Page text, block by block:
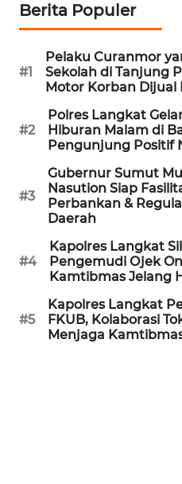
Berita Populer
#1
Pelaku Curanmor
Sekolah di Tanjung
Motor Korban Dijual
#2
Polres Langkat
Hiburan Malam di
Pengunjung Positif
#3
Gubernur Sumut
Nasution Siap
Perbankan &
Daerah
#4
Kapolres Langkat
Pengemudi Ojek
Kamtibmas Jelang
#5
Kapolres Langkat
FKUB, Kolaborasi
Menjaga
SERDANG
WN
TEBING
TINGGI
WN
PAKPAK
WN
KARAWANG
WN
BEKASI
WN
BOGOR